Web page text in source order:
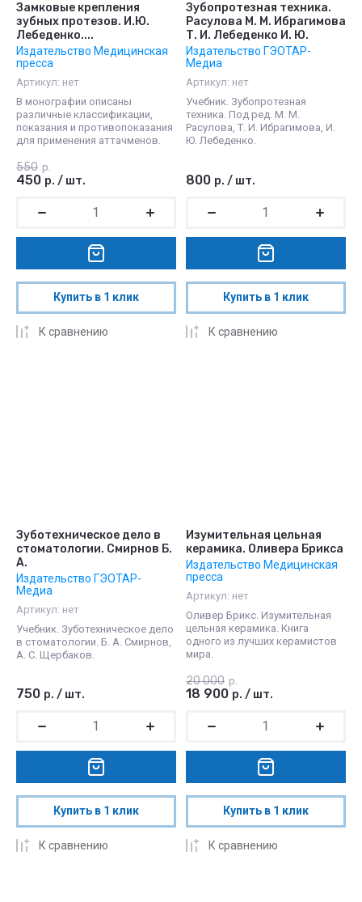
Замковые крепления
зубных протезов. И.Ю.
Лебеденко....
Издательство Медицинская
пресса
Артикул: нет
В монографии описаны
различные классификации,
показания и противопоказания
для применения аттачменов.
550 р.
450 р. / шт.
Купить в 1 клик
К сравнению
Зубопротезная техника.
Расулова М. М. Ибрагимова
Т. И. Лебеденко И. Ю.
Издательство ГЭОТАР-
Медиа
Артикул: нет
Учебник. Зубопротезная
техника. Под ред. М. М.
Расулова, Т. И. Ибрагимова, И.
Ю. Лебеденко.
800 р. / шт.
Купить в 1 клик
К сравнению
Зуботехническое дело в
стоматологии. Смирнов Б.
А.
Издательство ГЭОТАР-
Медиа
Артикул: нет
Учебник. Зуботехническое дело
в стоматологии. Б. А. Смирнов,
А. С. Щербаков.
750 р. / шт.
Купить в 1 клик
К сравнению
Изумительная цельная
керамика. Оливера Брикса
Издательство Медицинская
пресса
Артикул: нет
Оливер Брикс. Изумительная
цельная керамика. Книга
одного из лучших керамистов
мира.
20 000 р.
18 900 р. / шт.
Купить в 1 клик
К сравнению